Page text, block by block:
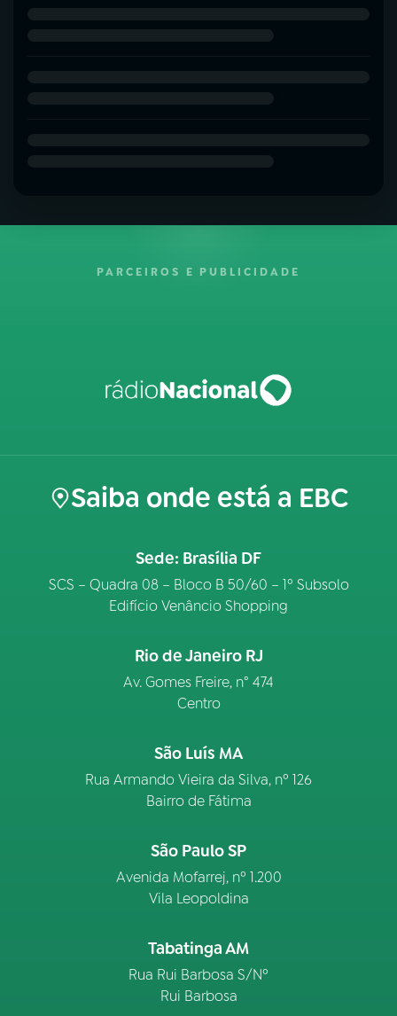
PARCEIROS E PUBLICIDADE
Saiba onde está a EBC
Sede: Brasília DF
SCS – Quadra 08 – Bloco B 50/60 – 1º Subsolo
Edifício Venâncio Shopping
Rio de Janeiro RJ
Av. Gomes Freire, n° 474
Centro
São Luís MA
Rua Armando Vieira da Silva, nº 126
Bairro de Fátima
São Paulo SP
Avenida Mofarrej, nº 1.200
Vila Leopoldina
Tabatinga AM
Rua Rui Barbosa S/Nº
Rui Barbosa